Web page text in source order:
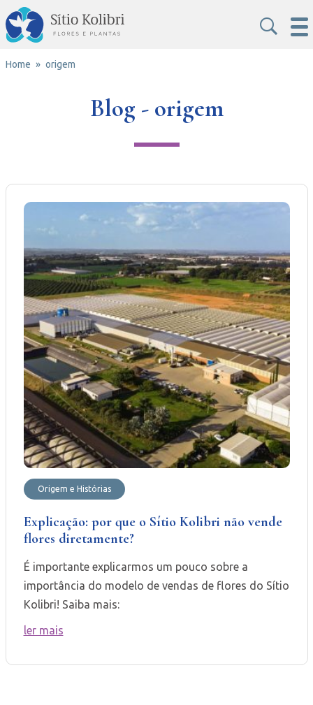
Home origem
Blog - origem
Origem e Histórias
Explicação: por que o Sítio Kolibri não vende
flores diretamente?
É importante explicarmos um pouco sobre a
importância do modelo de vendas de flores do Sítio
Kolibri! Saiba mais:
ler mais